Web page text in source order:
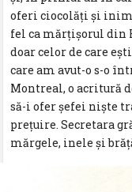
oferi ciocolăți și
fel ca mărțișorul din
doar celor de care
care am avut-o s-o
Montreal, o acritură
să-i ofer șefei niște
prețuire. Secretara
mărgele, inele și